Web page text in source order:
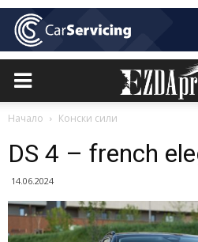
Начало Конски сили
DS 4 – french
14.06.2024